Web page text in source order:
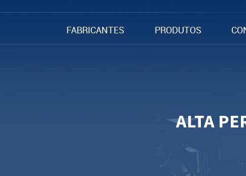
FABRICANTES PRODUTOS
ALTA